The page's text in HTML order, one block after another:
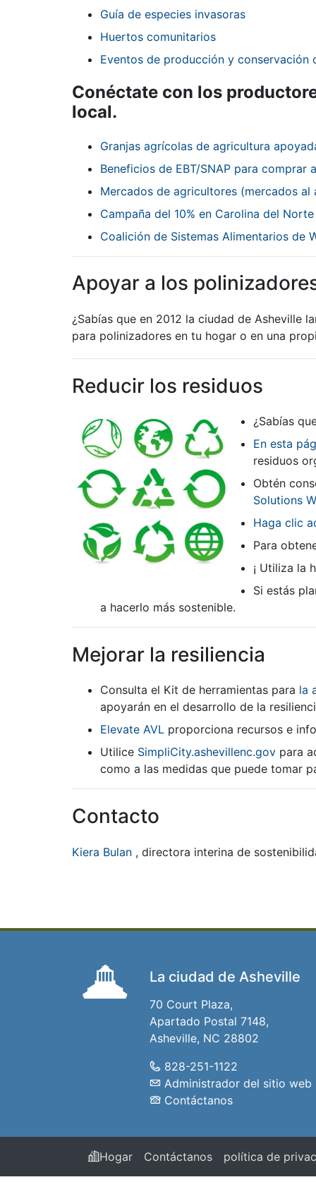
Guía de especies invasoras
Huertos comunitarios
Eventos de producción y conservación
Conéctate con los
local.
Granjas agrícolas de agricultura
Beneficios de EBT/SNAP para comprar
Mercados de agricultores (mercados al
Campaña del 10% en Carolina del Norte
Coalición de Sistemas Alimentarios de
Apoyar a los
¿Sabías que en 2012 la ciudad de Asheville
para polinizadores en tu hogar o en una
Reducir los residuos
¿Sabías
En esta
residuos
Obtén
Solutions
Haga clic
Para
¡ Utiliza la
Si estás
a hacerlo más sostenible.
Mejorar la resiliencia
Consulta el Kit de herramientas para la
apoyarán en el desarrollo de la
Elevate AVL proporciona recursos e
Utilice SimpliCity.ashevillenc.gov para
como a las medidas que puede tomar
Contacto
Kiera Bulan , directora interina de
La ciudad de Asheville
70 Court Plaza,
Apartado Postal 7148,
Asheville, NC 28802
828-251-1122
Administrador del sitio web
Contáctanos
Hogar Contáctanos política de